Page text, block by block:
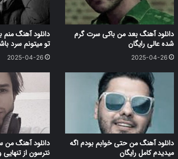
دانلود آهنگ بعد من باکی سرت گرم
شده عالی رایگان
2025-04-26
دانلود آهنگ منم
تو میتونم سرد
2025-04-26
دانلود آهنگ من حتی خوابم بودم اگه
میدیدم کامل رایگان
دانلود آهنگ من
نترسون از